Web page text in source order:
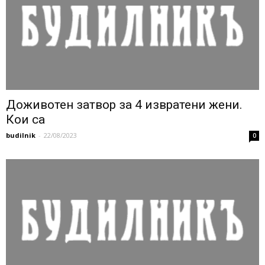
Доживотен затвор за 4 извратени жени.
Кои са
budilnik - 22/08/2023 0